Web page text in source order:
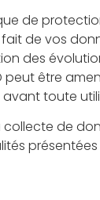
de
de vos
des
être
toute
collecte de